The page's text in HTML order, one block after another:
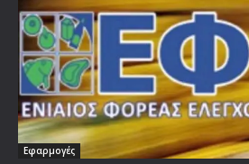
Εφαρμογές